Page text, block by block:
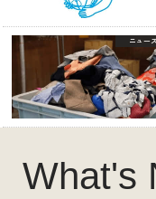
ニュース
What's